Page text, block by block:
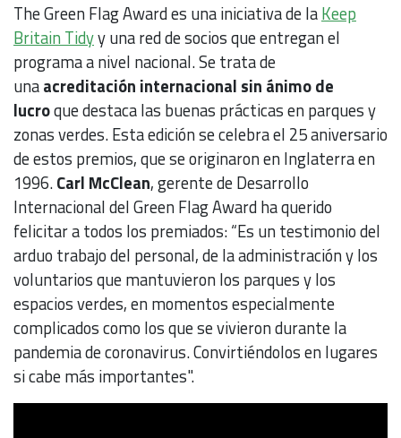
The Green Flag Award es una iniciativa de laKeep
Britain Tidyy una red de socios que entregan el
programa a nivel nacional. Se trata de
unaacreditación internacional sin ánimo de
lucroque destaca las buenas prácticas en parques y
zonas verdes. Esta edición se celebra el 25 aniversario
de estos premios, que se originaron en Inglaterra en
1996.Carl McClean, gerente de Desarrollo
Internacional del Green Flag Award ha querido
felicitar a todos los premiados: “Es un testimonio del
arduo trabajo del personal, de la administración y los
voluntarios que mantuvieron los parques y los
espacios verdes, en momentos especialmente
complicados como los que se vivieron durante la
pandemia de coronavirus. Convirtiéndolos en lugares
si cabe más importantes".